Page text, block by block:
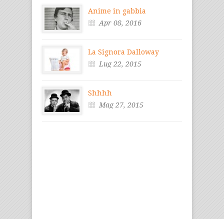
Anime in gabbia
Apr 08, 2016
La Signora Dalloway
Lug 22, 2015
Shhhh
Mag 27, 2015